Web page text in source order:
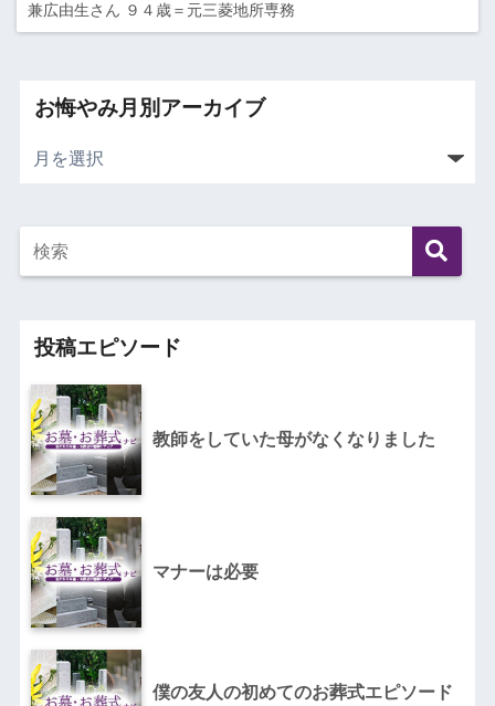
兼広由生さん ９４歳＝元三菱地所専務
お悔やみ月別アーカイブ
投稿エピソード
教師をしていた母がなくなりました
マナーは必要
僕の友人の初めてのお葬式エピソード